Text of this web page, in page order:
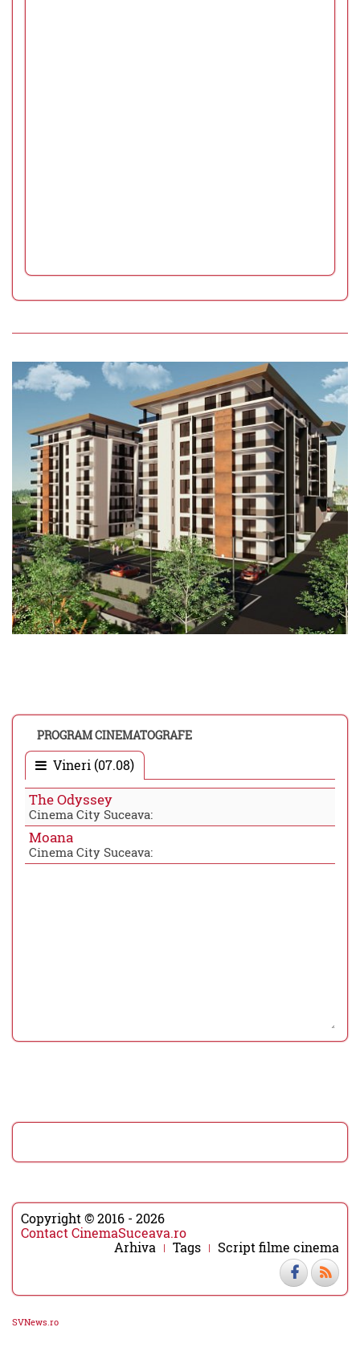
PROGRAM CINEMATOGRAFE
Vineri (07.08)
The Odyssey
Cinema City Suceava:
Moana
Cinema City Suceava:
Copyright © 2016 - 2026
Contact CinemaSuceava.ro
Arhiva
Tags Script filme cinema
SVNews.ro